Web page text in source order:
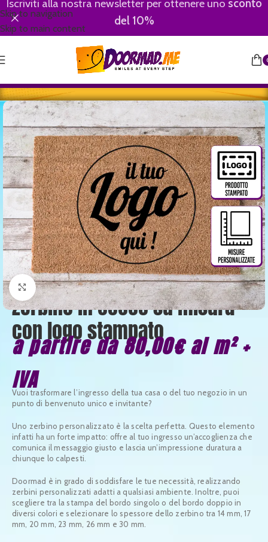
Skip to navigation
Skip to main content
Iscriviti alla nostra newsletter per ottenere uno sconto
del 10%
Clicca per ingrandire
Zerbino in cocco su misura
con logo stampato
a partire da 80,00€ al m² +
IVA
Vuoi trasformare l’ingresso della tua casa o del tuo negozio in un
punto di benvenuto unico e invitante?
Uno zerbino personalizzato è la scelta perfetta. Questo elemento
infatti ha un forte impatto: offre al tuo ingresso un’accoglienza che
comunica il messaggio giusto e lascia un’impressione duratura a
chiunque lo calpesti.
Doormad è in grado di soddisfare le tue necessità, realizzando
zerbini personalizzati adatti a qualsiasi ambiente. Inoltre, puoi
scegliere tra la stampa del bordo singolo o del bordo doppio in
diversi colori e selezionare lo spessore dello zerbino tra 14 mm, 17
mm, 20 mm, 23 mm, 26 mm e 30 mm.